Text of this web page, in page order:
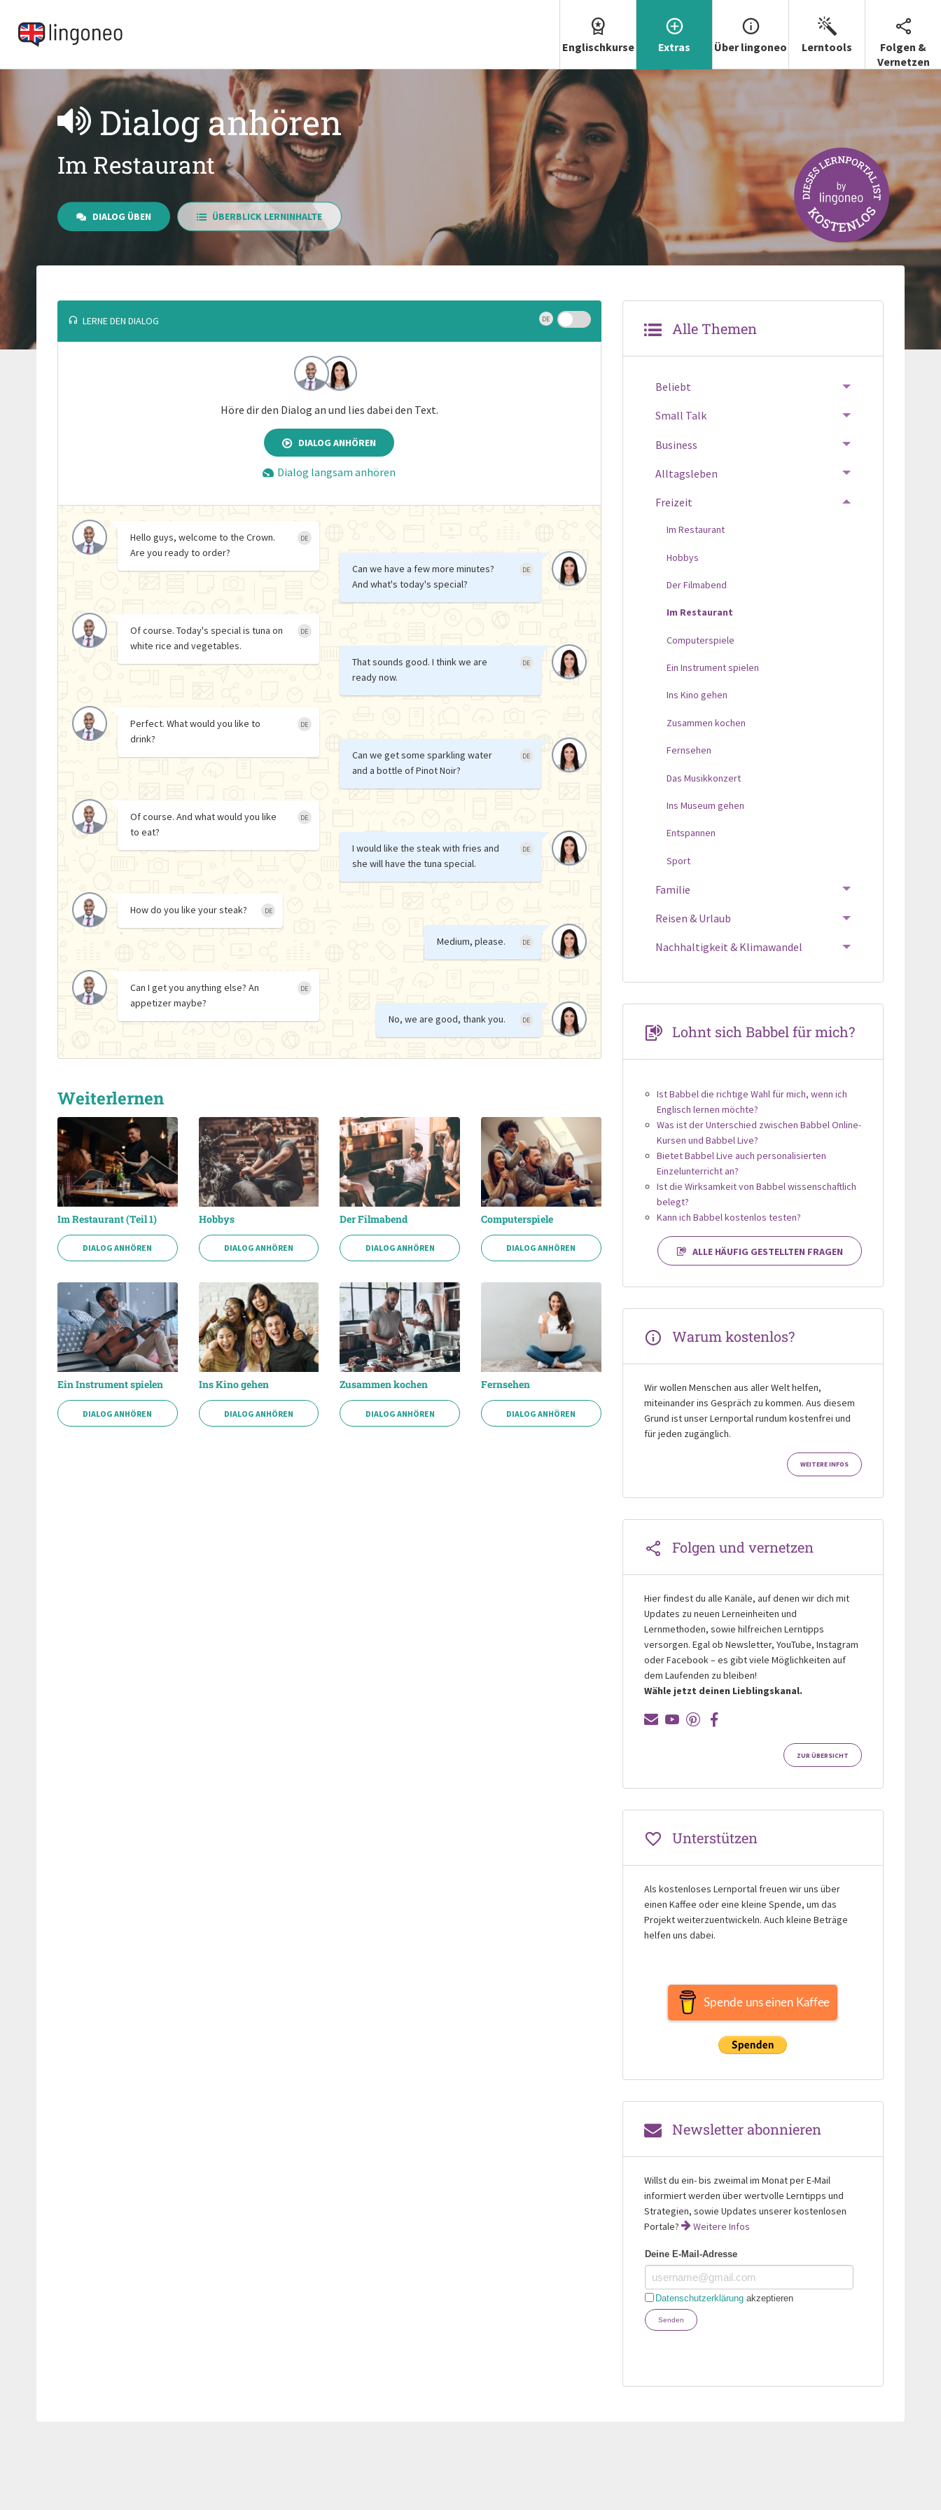
Englischkurse Extras Über lingoneo Lerntools
Folgen &
Vernetzen
Dialog anhören
Im Restaurant
DIALOG ÜBEN ÜBERBLICK LERNINHALTE
LERNE DEN DIALOG DE
Höre dir den Dialog an und lies dabei den Text.
DIALOG ANHÖREN
Dialog langsam anhören
Hello guys, welcome to the Crown.
Are you ready to order?
DE
Can we have a few more minutes?
And what's today's special?
DE
Of course. Today's special is tuna on
white rice and vegetables.
DE
That sounds good. I think we are
ready now.
DE
Perfect. What would you like to
drink?
DE
Can we get some sparkling water
and a bottle of Pinot Noir?
DE
Of course. And what would you like
to eat?
DE
I would like the steak with fries and
she will have the tuna special.
DE
How do you like your steak? DE
Medium, please. DE
Can I get you anything else? An
appetizer maybe?
DE
No, we are good, thank you. DE
Weiterlernen
Im Restaurant (Teil 1)
DIALOG ANHÖREN
Hobbys
DIALOG ANHÖREN
Der Filmabend
DIALOG ANHÖREN
Computerspiele
DIALOG ANHÖREN
Ein Instrument spielen
DIALOG ANHÖREN
Ins Kino gehen
DIALOG ANHÖREN
Zusammen kochen
DIALOG ANHÖREN
Fernsehen
DIALOG ANHÖREN
Alle Themen
Beliebt
Small Talk
Business
Alltagsleben
Freizeit
Im Restaurant
Hobbys
Der Filmabend
Im Restaurant
Computerspiele
Ein Instrument spielen
Ins Kino gehen
Zusammen kochen
Fernsehen
Das Musikkonzert
Ins Museum gehen
Entspannen
Sport
Familie
Reisen & Urlaub
Nachhaltigkeit & Klimawandel
Lohnt sich Babbel für mich?
Ist Babbel die richtige Wahl für mich, wenn ich
Englisch lernen möchte?
Was ist der Unterschied zwischen Babbel Online-
Kursen und Babbel Live?
Bietet Babbel Live auch personalisierten
Einzelunterricht an?
Ist die Wirksamkeit von Babbel wissenschaftlich
belegt?
Kann ich Babbel kostenlos testen?
ALLE HÄUFIG GESTELLTEN FRAGEN
Warum kostenlos?
Wir wollen Menschen aus aller Welt helfen,
miteinander ins Gespräch zu kommen. Aus diesem
Grund ist unser Lernportal rundum kostenfrei und
für jeden zugänglich.
WEITERE INFOS
Folgen und vernetzen
Hier findest du alle Kanäle, auf denen wir dich mit
Updates zu neuen Lerneinheiten und
Lernmethoden, sowie hilfreichen Lerntipps
versorgen. Egal ob Newsletter, YouTube, Instagram
oder Facebook – es gibt viele Möglichkeiten auf
dem Laufenden zu bleiben!
Wähle jetzt deinen Lieblingskanal.
ZUR ÜBERSICHT
Unterstützen
Als kostenloses Lernportal freuen wir uns über
einen Kaffee oder eine kleine Spende, um das
Projekt weiterzuentwickeln. Auch kleine Beträge
helfen uns dabei.
Spende uns einen Kaffee
Newsletter abonnieren
Willst du ein- bis zweimal im Monat per E-Mail
informiert werden über wertvolle Lerntipps und
Strategien, sowie Updates unserer kostenlosen
Portale?
Weitere Infos